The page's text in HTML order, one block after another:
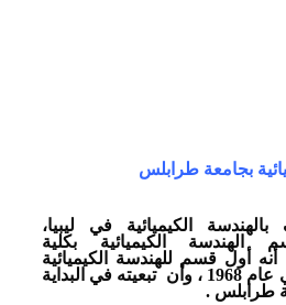
بجامعة طرابلس
الكيميائية في ليبيا،
الكيميائية بكلية
أول قسم للهندسة الكيميائية
ينشا في البلاد ، حيث كان ذلك في عام 1968 ، وأن تبعيته في البداية
طرابلس .